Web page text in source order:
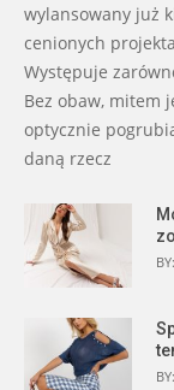
wylansowany już
cenionych
Występuje
Bez obaw, mitem
optycznie
daną rzecz
BY:
BY: